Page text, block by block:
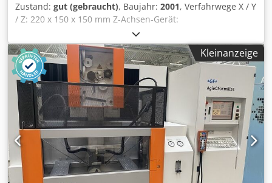
Zustand: gut (gebraucht), Baujahr: 2001, Verfahrwege X / Y
/ Z: 220 x 150 x 150 mm Z-Achsen-Gerät:
Standardausstattung (= 5. Achse) Max. Kegelwinkel: 15°
(für Werkstück 100 mm dick) Kegelbearbeitungsgerät:
Standardausrüstung (= 3. und 4. Achse)
Drahtdurchmesser: 0,03 – 0,25 mm Abmaße L x B x H 1900
x 2345 x 2060 mm Maschinengewicht 3000 kg Dedpfx Alsg
Icdyjteck Siegfried Volz Werkzeugmaschinen
Rüschebrinkstr. 151-153 44143 Dortmund - Wambel
Kleinanzeige